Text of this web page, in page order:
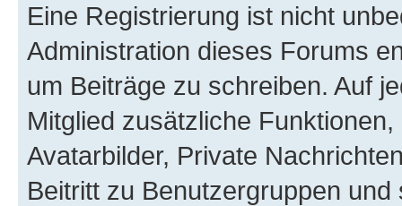
Eine Registrierung ist nicht
Administration dieses Forums
um Beiträge zu schreiben. Auf
Mitglied zusätzliche
Avatarbilder, Private
Beitritt zu Benutzergruppen